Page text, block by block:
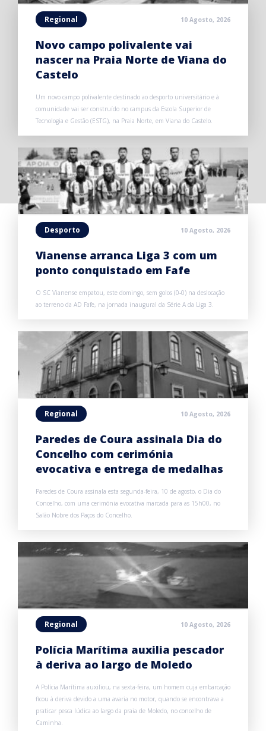
Regional 10 Agosto, 2026
Novo campo polivalente vai
nascer na Praia Norte de Viana do
Castelo
Um novo campo polivalente destinado ao desporto universitário e à
comunidade vai ser construído no campus da Escola Superior de
Tecnologia e Gestão (ESTG), na Praia Norte, em Viana do Castelo.
Desporto 10 Agosto, 2026
Vianense arranca Liga 3 com um
ponto conquistado em Fafe
O SC Vianense empatou, este domingo, sem golos (0-0) na deslocação
ao terreno da AD Fafe, na jornada inaugural da Série A da Liga 3.
Regional 10 Agosto, 2026
Paredes de Coura assinala Dia do
Concelho com cerimónia
evocativa e entrega de medalhas
Paredes de Coura assinala esta segunda-feira, 10 de agosto, o Dia do
Concelho, com uma cerimónia evocativa marcada para as 15h00, no
Salão Nobre dos Paços do Concelho.
Regional 10 Agosto, 2026
Polícia Marítima auxilia pescador
à deriva ao largo de Moledo
A Polícia Marítima auxiliou, na sexta-feira, um homem cuja embarcação
ficou à deriva devido a uma avaria no motor, quando se encontrava a
praticar pesca lúdica ao largo da praia de Moledo, no concelho de
Caminha.